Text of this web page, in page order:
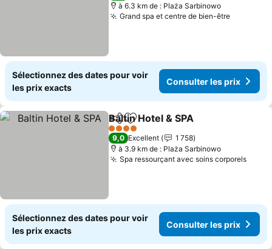
à 6.3 km de : Plaża Sarbinowo
Grand spa et centre de bien-être
Sélectionnez des dates pour voir
les prix exacts
Consulter les prix
PartagerAjouter à mes favoris
Baltin Hotel & SPA
4 Étoiles
9,0 Excellent
1 758
à 3.9 km de : Plaża Sarbinowo
Spa ressourçant avec soins corporels
Sélectionnez des dates pour voir
les prix exacts
Consulter les prix